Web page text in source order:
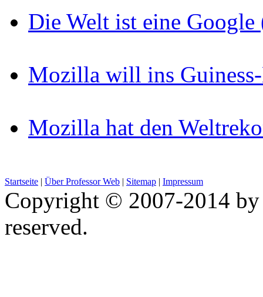
Die Welt ist eine
Mozilla will ins
Mozilla hat den
Startseite | Über Professor Web | Sitemap | Impressum
Copyright © 2007-2014
reserved.